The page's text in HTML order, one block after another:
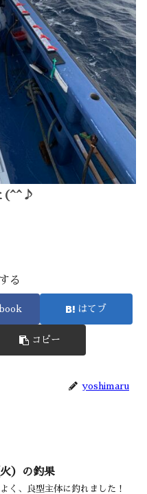
(^^♪
る
はてブ
コピー
yoshimaru
）の釣果
く、良型主体に釣れました！